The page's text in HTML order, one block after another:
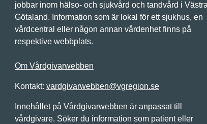
jobbar inom hälso- och sjukvård och tandvård i Västra
Götaland. Information som är lokal för ett sjukhus, en
vårdcentral eller någon annan vårdenhet finns på
respektive webbplats.
Om Vårdgivarwebben
Kontakt: vardgivarwebben@vgregion.se
Innehållet på Vårdgivarwebben är anpassat till
vårdgivare. Söker du information som patient eller